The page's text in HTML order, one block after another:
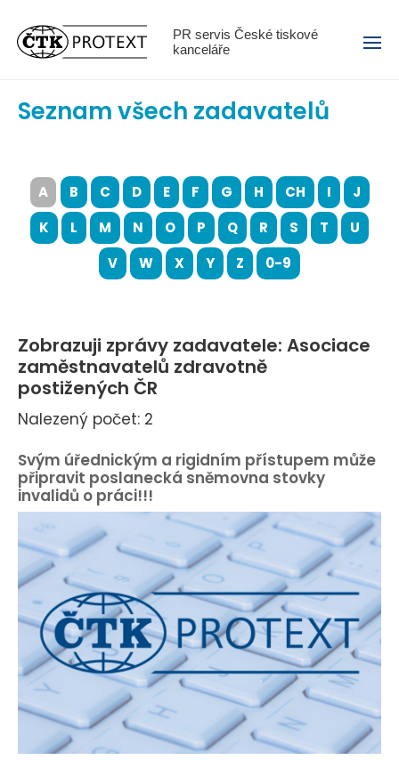
PR servis České tiskové
kanceláře
Menu
Seznam všech zadavatelů
A B C D E F G H CH I
J
K
L M N O P Q R S T
U
V
W X Y Z 0-9
Zobrazuji zprávy zadavatele: Asociace
zaměstnavatelů zdravotně
postižených ČR
Nalezený počet: 2
Svým úřednickým a rigidním přístupem může
připravit poslanecká sněmovna stovky
invalidů o práci!!!